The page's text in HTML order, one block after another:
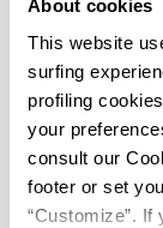
About cookies
This website
surfing
profiling
your
consult our
footer or set
“Customize”. If
speranza".
moderna e
(interamente
gotico nei
2000 è
dell'Eremo
ricordano le